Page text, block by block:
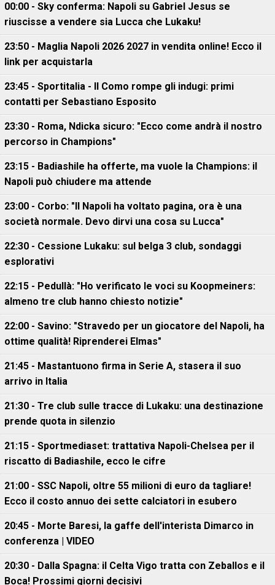
00:00 - Sky conferma: Napoli su Gabriel Jesus se
riuscisse a vendere sia Lucca che Lukaku!
23:50 - Maglia Napoli 2026 2027 in vendita online! Ecco il
link per acquistarla
23:45 - Sportitalia - Il Como rompe gli indugi: primi
contatti per Sebastiano Esposito
23:30 - Roma, Ndicka sicuro: "Ecco come andrà il nostro
percorso in Champions"
23:15 - Badiashile ha offerte, ma vuole la Champions: il
Napoli può chiudere ma attende
23:00 - Corbo: "Il Napoli ha voltato pagina, ora è una
società normale. Devo dirvi una cosa su Lucca"
22:30 - Cessione Lukaku: sul belga 3 club, sondaggi
esplorativi
22:15 - Pedullà: "Ho verificato le voci su Koopmeiners:
almeno tre club hanno chiesto notizie"
22:00 - Savino: "Stravedo per un giocatore del Napoli, ha
ottime qualità! Riprenderei Elmas"
21:45 - Mastantuono firma in Serie A, stasera il suo
arrivo in Italia
21:30 - Tre club sulle tracce di Lukaku: una destinazione
prende quota in silenzio
21:15 - Sportmediaset: trattativa Napoli-Chelsea per il
riscatto di Badiashile, ecco le cifre
21:00 - SSC Napoli, oltre 55 milioni di euro da tagliare!
Ecco il costo annuo dei sette calciatori in esubero
20:45 - Morte Baresi, la gaffe dell'interista Dimarco in
conferenza | VIDEO
20:30 - Dalla Spagna: il Celta Vigo tratta con Zeballos e il
Boca! Prossimi giorni decisivi